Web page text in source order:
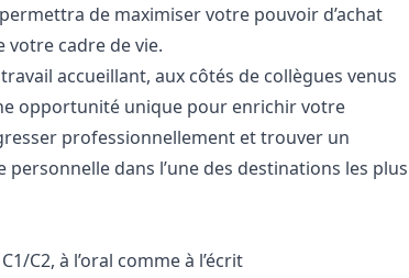
de maximiser votre pouvoir d’achat
cadre de vie.
accueillant, aux côtés de collègues venus
opportunité unique pour enrichir votre
professionnellement et trouver un
dans l’une des destinations les plus
C2, à l’oral comme à l’écrit